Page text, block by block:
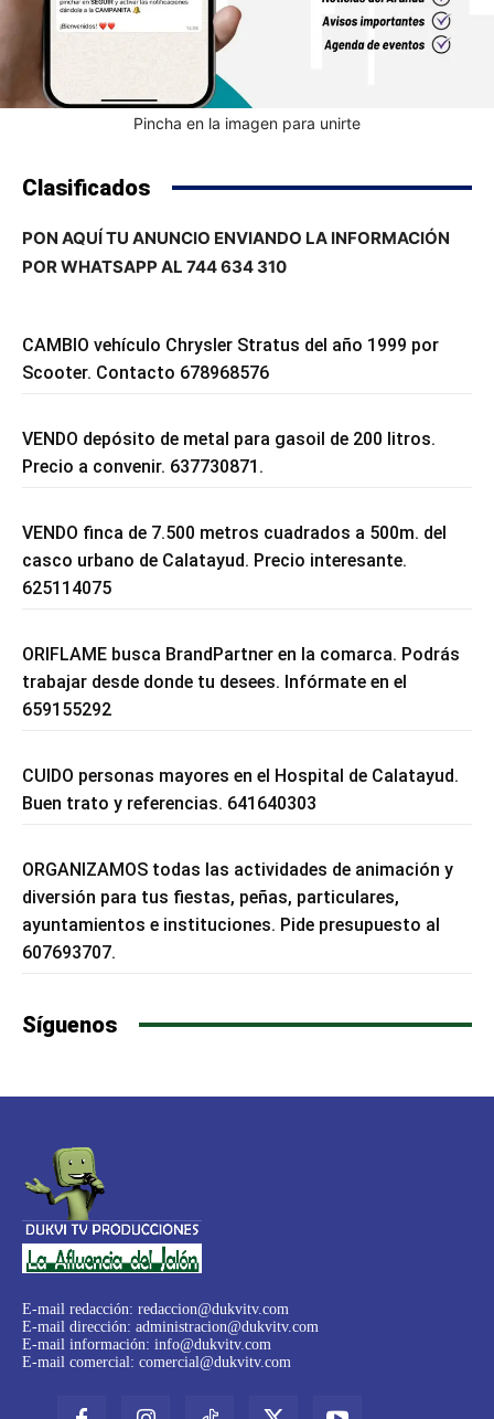
Pincha en la imagen para unirte
Clasificados
PON AQUÍ TU ANUNCIO ENVIANDO LA INFORMACIÓN
POR WHATSAPP AL 744 634 310
CAMBIO vehículo Chrysler Stratus del año 1999 por
Scooter. Contacto 678968576
VENDO depósito de metal para gasoil de 200 litros.
Precio a convenir. 637730871.
VENDO finca de 7.500 metros cuadrados a 500m. del
casco urbano de Calatayud. Precio interesante.
625114075
ORIFLAME busca BrandPartner en la comarca. Podrás
trabajar desde donde tu desees. Infórmate en el
659155292
CUIDO personas mayores en el Hospital de Calatayud.
Buen trato y referencias. 641640303
ORGANIZAMOS todas las actividades de animación y
diversión para tus fiestas, peñas, particulares,
ayuntamientos e instituciones. Pide presupuesto al
607693707.
Síguenos
E-mail redacción: redaccion@dukvitv.com
E-mail dirección: administracion@dukvitv.com
E-mail información: info@dukvitv.com
E-mail comercial: comercial@dukvitv.com